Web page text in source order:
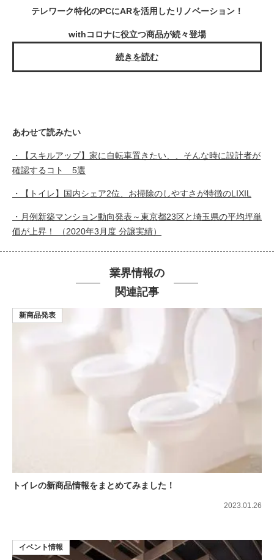
テレワーク特化のPCにARを活用したリノベーション！
withコロナに役立つ商品が続々登場
続きを読む
あわせて読みたい
・【スキルアップ】家に自転車置きたい、、そんな時に設計者が
確認するコト 5選
・【トイレ】国内シェア2位、お掃除のしやすさが特徴のLIXIL
・月例新築マンション動向発表～東京都23区と埼玉県の平均坪単
価が上昇！ （2020年3月度 分譲実績）
業界情報の
関連記事
トイレの新商品情報をまとめてみました！
新商品発表
2023.01.26
イベント情報